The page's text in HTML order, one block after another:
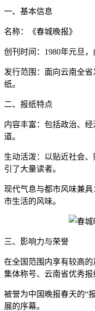
一、基本信息
名称：《春城晚报》
创刊时间：1980年元旦，
发行范围：面向云南全
纸。
二、报纸特点
内容丰富：包括政治、
道。
生动活泼：以贴近社会
引了大量读者。
现代气息与都市风味兼
市生活的风味。
三、影响力与荣誉
在全国范围内享有较高
集体称号、云南省优秀报
被誉为中国晚报春天的“
展的序幕。